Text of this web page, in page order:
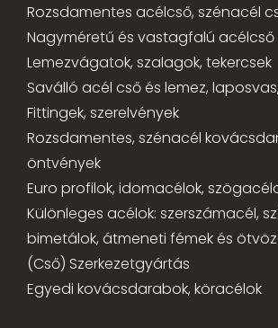
Rozsdamentes acélcső, szénacél
Nagyméretű és vastagfalú acélcső
Lemezvágatok, szalagok, tekercsek
Saválló acél cső és lemez,
Fittingek, szerelvények
Rozsdamentes, szénacél
öntvények
Euro profilok, idomacélok,
Különleges acélok: szerszámacél,
bimetálok, átmeneti fémek és
(Cső) Szerkezetgyártás
Egyedi kovácsdarabok, köracélok